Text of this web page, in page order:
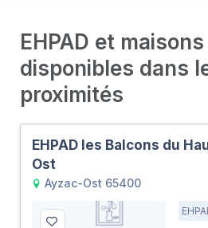
EHPAD et
disponibles dans
proximités
EHPAD les Balcons du
Ost
Ayzac-Ost 65400